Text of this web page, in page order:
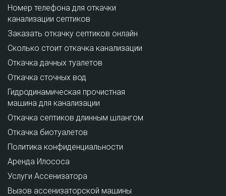
Номер телефона для откачки
канализации септиков
Заказать откачку септиков онлайн
Сколько стоит откачка канализации
Откачка дачных туалетов
Откачка сточных вод
Гидродинамическая прочистная
машина для канализации
Откачка септиков длинным шлангом
Откачка биотуалетов
Политика конфиденциальности
Аренда Илососа
Услуги Ассенизатора
Вызов ассенизаторской машины